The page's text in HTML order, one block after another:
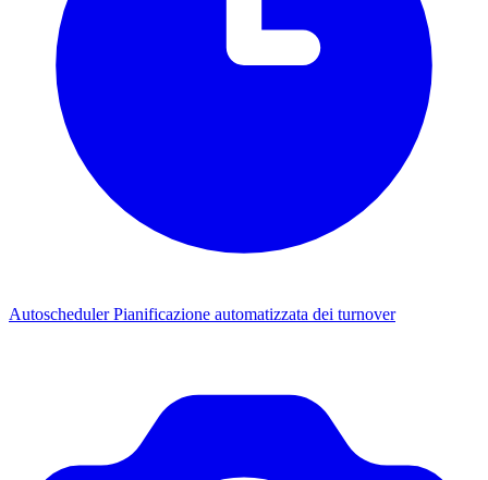
AutoschedulerPianificazione automatizzata dei turnover